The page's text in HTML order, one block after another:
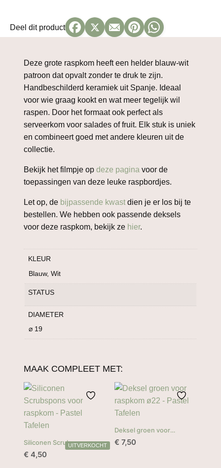
Deel dit product
Deze grote raspkom heeft een helder blauw-wit
patroon dat opvalt zonder te druk te zijn.
Handbeschilderd keramiek uit Spanje. Ideaal
voor wie graag kookt en wat meer tegelijk wil
raspen. Door het formaat ook perfect als
serveerkom voor salades of fruit. Elk stuk is uniek
en combineert goed met andere kleuren uit de
collectie.
Bekijk het filmpje op deze pagina voor de
toepassingen van deze leuke raspbordjes.
Let op, de bijpassende kwast dien je er los bij te
bestellen. We hebben ook passende deksels
voor deze raspkom, bekijk ze hier.
KLEUR
Blauw, Wit
STATUS
DIAMETER
⌀ 19
MAAK COMPLEET MET:
Siliconen Scrubspons voor
raspkom
€ 4,50
Deksel groen voor
raspkom ø19
€ 7,50